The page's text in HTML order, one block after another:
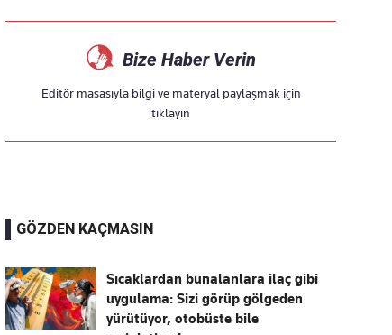
Bize Haber Verin
Editör masasıyla bilgi ve materyal paylaşmak için
tıklayın
GÖZDEN KAÇMASIN
Sıcaklardan bunalanlara ilaç gibi
uygulama: Sizi görüp gölgeden
yürütüyor, otobüste bile